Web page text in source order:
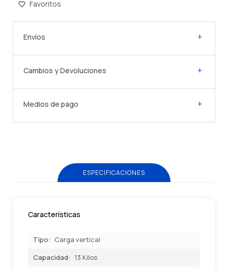
Envíos
Cambios y Devoluciones
Medios de pago
ESPECIFICACIONES
Características
Tipo
Carga vertical
Capacidad
13 Kilos